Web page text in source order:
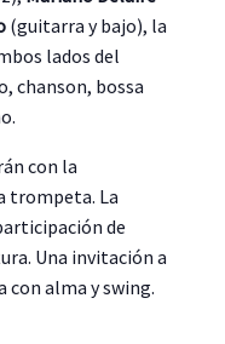
(guitarra y bajo), la
lados del
chanson, bossa
con la
trompeta. La
de
Una invitación a
con alma y swing.